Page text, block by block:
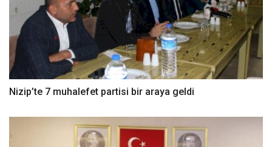
Nizip’te 7 muhalefet partisi bir araya geldi